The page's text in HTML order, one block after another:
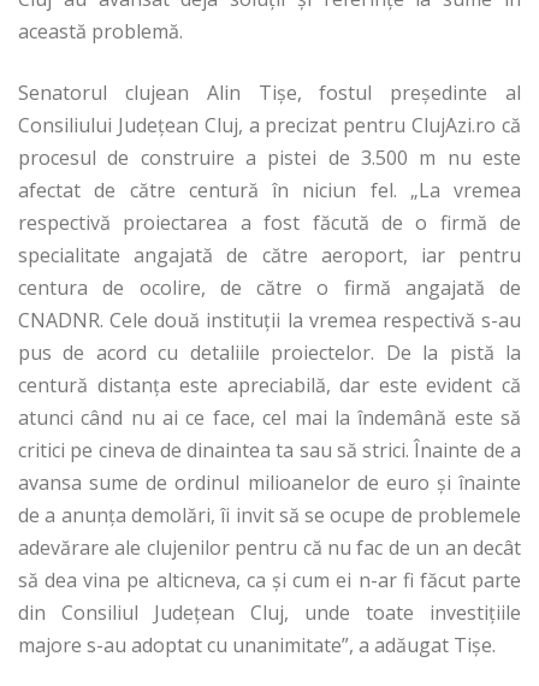
această problemă.
Senatorul clujean Alin Tișe, fostul președinte al
Consiliului Județean Cluj, a precizat pentru ClujAzi.ro că
procesul de construire a pistei de 3.500 m nu este
afectat de către centură în niciun fel. „La vremea
respectivă proiectarea a fost făcută de o firmă de
specialitate angajată de către aeroport, iar pentru
centura de ocolire, de către o firmă angajată de
CNADNR. Cele două instituții la vremea respectivă s-au
pus de acord cu detaliile proiectelor. De la pistă la
centură distanța este apreciabilă, dar este evident că
atunci când nu ai ce face, cel mai la îndemână este să
critici pe cineva de dinaintea ta sau să strici. Înainte de a
avansa sume de ordinul milioanelor de euro și înainte
de a anunța demolări, îi invit să se ocupe de problemele
adevărare ale clujenilor pentru că nu fac de un an decât
să dea vina pe alticneva, ca și cum ei n-ar fi făcut parte
din Consiliul Județean Cluj, unde toate investițiile
majore s-au adoptat cu unanimitate”, a adăugat Tișe.